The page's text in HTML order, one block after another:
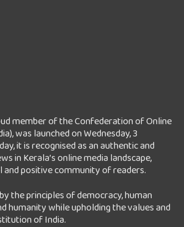
member of the Confederation of Online
was launched on Wednesday, 3
it is recognised as an authentic and
in Kerala’s online media landscape,
and positive community of readers.
the principles of democracy, human
humanity while upholding the values and
of India.